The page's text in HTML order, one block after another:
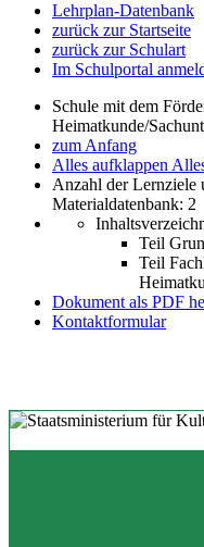
Lehrplan-Datenbank
zurück zur Startseite
zurück zur Schulart
Im Schulportal
Schule mit dem
Heimatkunde/
zum Anfang
Alles aufklappen
Anzahl der Lernziele
Materialdatenbank: 2
Teil
Teil
Dokument als PDF
Kontaktformular